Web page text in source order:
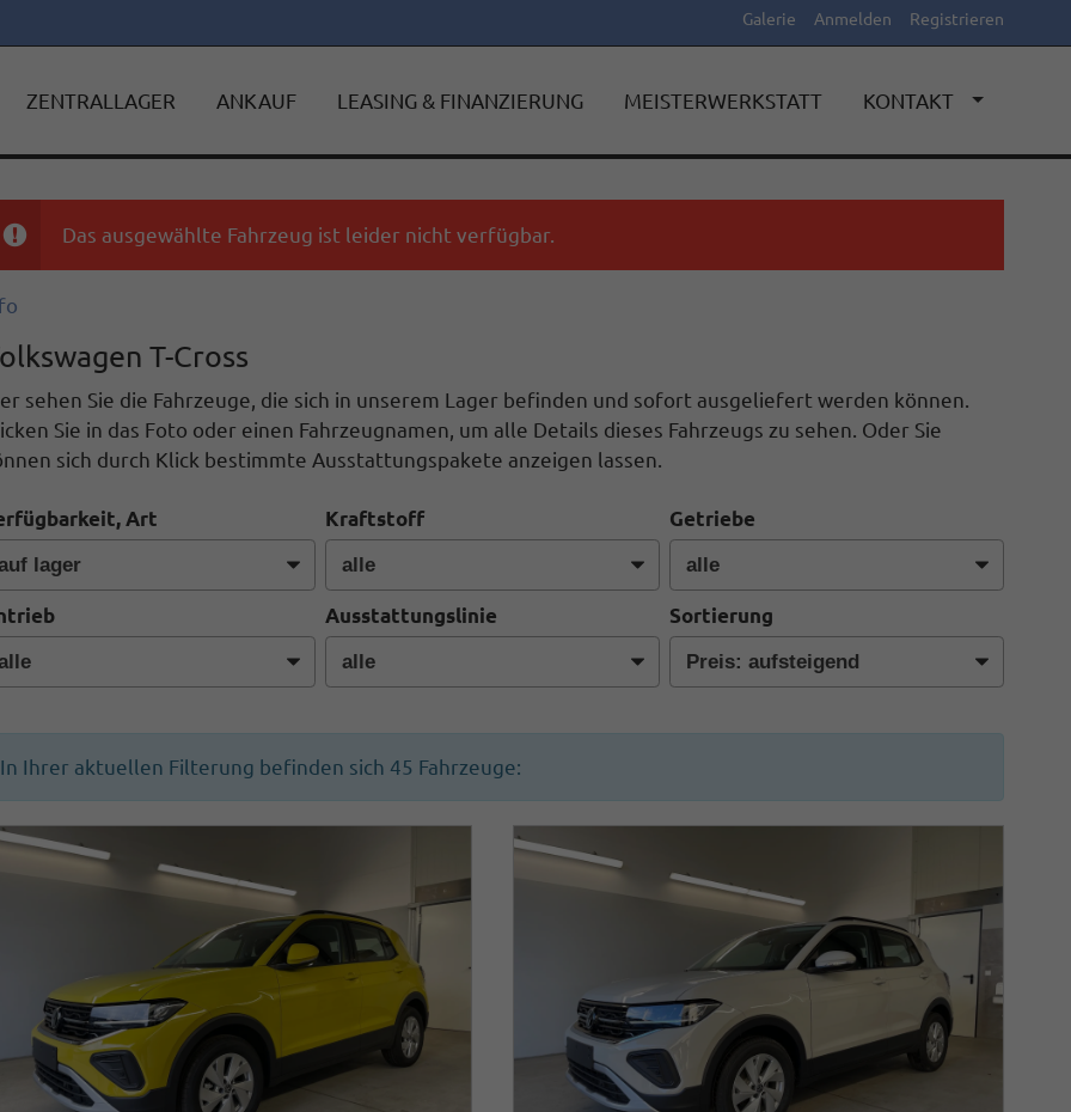
Galerie Anmelden Registrieren
ZENTRALLAGER ANKAUF LEASING & FINANZIERUNG MEISTERWERKSTATT KONTAKT
Das ausgewählte Fahrzeug ist leider nicht verfügbar.
T-Cross
sehen Sie die Fahrzeuge, die sich in unserem Lager befinden und sofort ausgeliefert werden können.
Sie in das Foto oder einen Fahrzeugnamen, um alle Details dieses Fahrzeugs zu sehen. Oder Sie
sich durch Klick bestimmte Ausstattungspakete anzeigen lassen.
Art Kraftstoff Getriebe
Ausstattungslinie Sortierung
In Ihrer aktuellen Filterung befinden sich 45 Fahrzeuge: